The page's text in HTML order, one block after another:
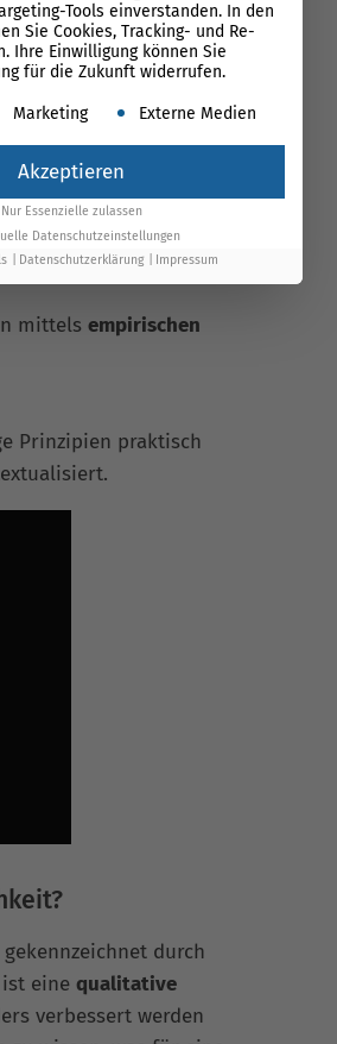
nach einer längeren
diese leicht zu beheben?
möchten, sollten sich an
und des Zwecks des
mittels empirischen
Prinzipien praktisch
durch
eine qualitative
verbessert werden
Tools einverstanden. In den
Sie Cookies, Tracking- und Re-
Ihre Einwilligung können Sie
für die Zukunft widerrufen.
der Service-Gruppen, für die
Marketing Externe Medien
Akzeptieren
Nur Essenzielle zulassen
Datenschutzeinstellungen
Datenschutzerklärung Impressum